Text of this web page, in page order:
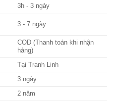
3h - 3 ngày
3 - 7 ngày
COD (Thanh toán khi nhận
hàng)
Tại Tranh Linh
3 ngày
2 năm